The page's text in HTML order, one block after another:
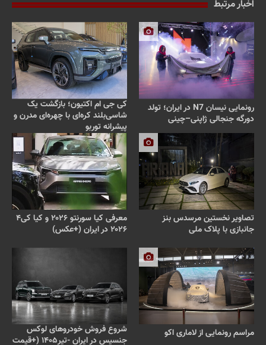
اخبار مرتبط
رونمایی نیسان N7 در ایران؛ تولد
دورگه جنجالی ژاپنی–چینی
کی جی ام اکتیون؛ بازگشت یک
شاسی‌بلند کره‌ای با چهره‌ای مدرن و
پیشرانه توربو
تصاویر نخستین مرسدس بنز
جانبازی با پلاک ملی
معرفی کیا سورنتو ۲۰۲۶ و کیا کی۴
۲۰۲۶ در ایران (+عکس)
مراسم رونمایی از لاماری اکو
شروع فروش خودروهای لوکس
جنسیس در ایران -تیر۱۴۰۵ (+قیمت